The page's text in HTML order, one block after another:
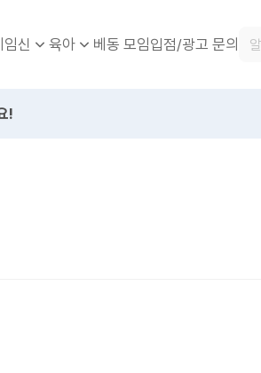
임신 육아 베동 모임입점/광고 문의
!